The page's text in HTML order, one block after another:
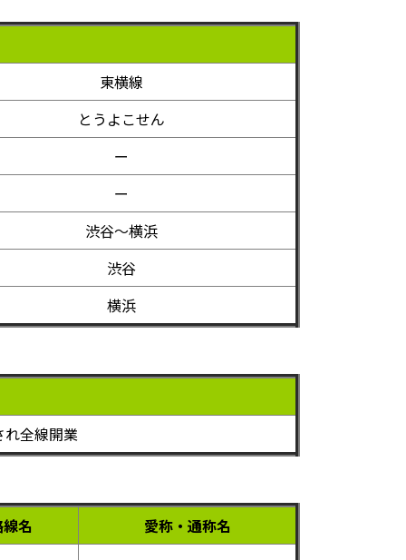
東横線
とうよこせん
ー
ー
渋谷～横浜
渋谷
横浜
れ全線開業
線名 愛称・通称名